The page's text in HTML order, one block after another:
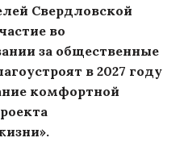
Свердловской
во
за общественные
в 2027 году
комфортной